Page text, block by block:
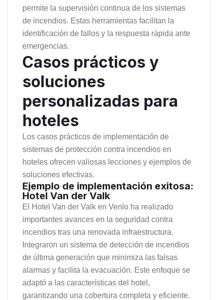
permite la supervisión continua de los sistemas
de incendios. Estas herramientas facilitan la
identificación de fallos y la respuesta rápida ante
emergencias.
Casos prácticos y
soluciones
personalizadas para
hoteles
Los casos prácticos de implementación de
sistemas de protección contra incendios en
hoteles ofrecen valiosas lecciones y ejemplos de
soluciones efectivas.
Ejemplo de implementación exitosa:
Hotel Van der Valk
El Hotel Van der Valk en Venlo ha realizado
importantes avances en la seguridad contra
incendios tras una renovada infraestructura.
Integraron un sistema de detección de incendios
de última generación que minimiza las falsas
alarmas y facilita la evacuación. Este enfoque se
adaptó a las características del hotel,
garantizando una cobertura completa y eficiente.